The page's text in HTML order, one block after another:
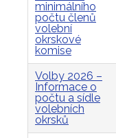
minimálního
počtu členů
volební
okrskové
komise
Volby 2026 –
Informace o
počtu a sídle
volebních
okrsků